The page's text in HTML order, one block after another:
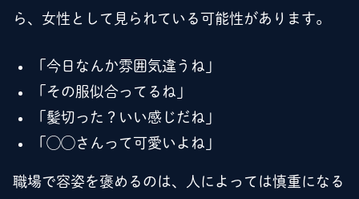
ら、女性として見られている可能性があります。
「今日なんか雰囲気違うね」
「その服似合ってるね」
「髪切った？いい感じだね」
「◯◯さんって可愛いよね」
職場で容姿を褒めるのは、人によっては慎重になる